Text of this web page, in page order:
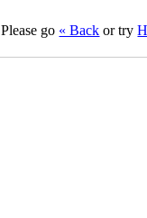
Please go « Back or try